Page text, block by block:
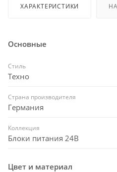
ХАРАКТЕРИСТИКИ
Основные
Стиль
Техно
Страна производителя
Германия
Коллекция
Блоки питания 24В
Цвет и материал